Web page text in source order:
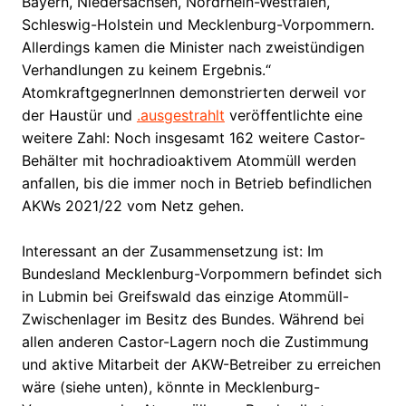
Schleswig-Holstein und Mecklenburg-Vorpommern.
Allerdings kamen die Minister nach zweistündigen
Verhandlungen zu keinem Ergebnis.“
AtomkraftgegnerInnen demonstrierten derweil vor
der Haustür und .ausgestrahlt veröffentlichte eine
weitere Zahl: Noch insgesamt 162 weitere Castor-
Behälter mit hochradioaktivem Atommüll werden
anfallen, bis die immer noch in Betrieb befindlichen
AKWs 2021/22 vom Netz gehen.
Interessant an der Zusammensetzung ist: Im
Bundesland Mecklenburg-Vorpommern befindet sich
in Lubmin bei Greifswald das einzige Atommüll-
Zwischenlager im Besitz des Bundes. Während bei
allen anderen Castor-Lagern noch die Zustimmung
und aktive Mitarbeit der AKW-Betreiber zu erreichen
wäre (siehe unten), könnte in Mecklenburg-